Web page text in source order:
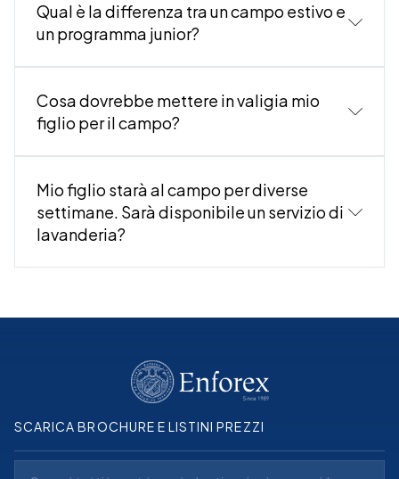
Qual è la differenza tra un campo estivo e
un programma junior?
Cosa dovrebbe mettere in valigia mio
figlio per il campo?
calzature adeguate (scarpe da ginnastica, sandali,
calzini e biancheria intima
costume da bagno
Mio figlio starà al campo per diverse
settimane. Sarà disponibile un servizio di
lavanderia?
SCARICA BROCHURE E LISTINI PREZZI